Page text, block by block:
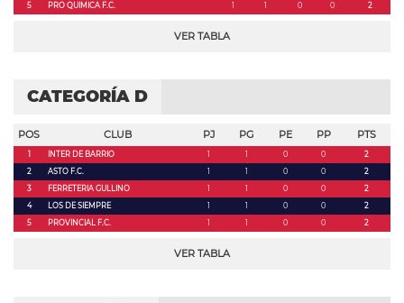
5
PRO QUIMICA F.C. 1 1 0 0 2
VER TABLA
CATEGORÍA D
POS CLUB PJ PG PE PP PTS
1 INTER DE BARRIO 1 1 0 0
2
2
ASTO F.C. 1 1 0 0
2
3
FERRETERIA GULLINO 1 1 0 0
2
4
LOS DE SIEMPRE 1 1 0 0
2
5
PROVINCIAL F.C. 1 1 0 0 2
VER TABLA